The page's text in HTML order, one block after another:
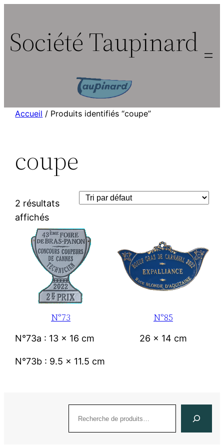
contenu
Société Taupinard
Accueil / Produits identifiés “coupe”
coupe
2 résultats
affichés
N°73
N°73a : 13 x 16 cm
N°73b : 9.5 x 11.5 cm
N°85
26 x 14 cm